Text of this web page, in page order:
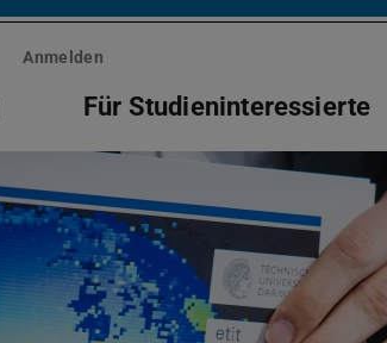
Anmelden
Für Studieninteressierte